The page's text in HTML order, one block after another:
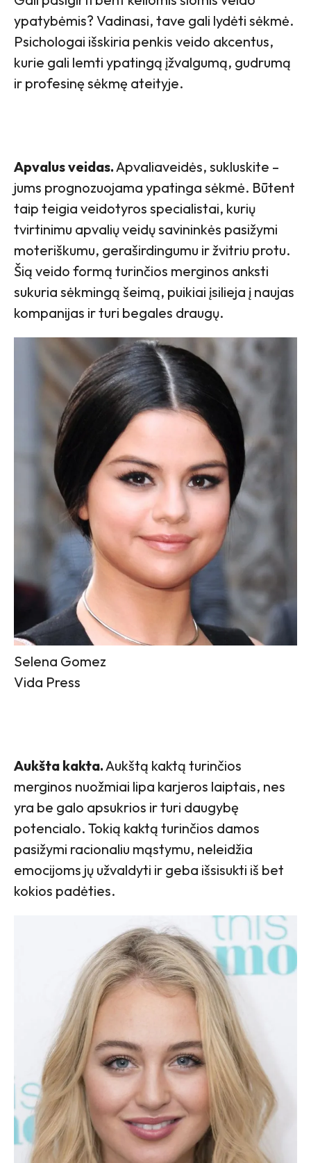
ypatybėmis? Vadinasi, tave gali lydėti sėkmė.
Psichologai išskiria penkis veido akcentus,
kurie gali lemti ypatingą įžvalgumą, gudrumą
ir profesinę sėkmę ateityje.
Apvalus veidas.Apvaliaveidės, sukluskite –
jums prognozuojama ypatinga sėkmė. Būtent
taip teigia veidotyros specialistai, kurių
tvirtinimu apvalių veidų savininkės pasižymi
moteriškumu, geraširdingumu ir žvitriu protu.
Šią veido formą turinčios merginos anksti
sukuria sėkmingą šeimą, puikiai įsilieja į naujas
kompanijas ir turi begales draugų.
Selena Gomez
Vida Press
Aukšta kakta.Aukštą kaktą turinčios
merginos nuožmiai lipa karjeros laiptais, nes
yra be galo apsukrios ir turi daugybę
potencialo. Tokią kaktą turinčios damos
pasižymi racionaliu mąstymu, neleidžia
emocijoms jų užvaldyti ir geba išsisukti iš bet
kokios padėties.